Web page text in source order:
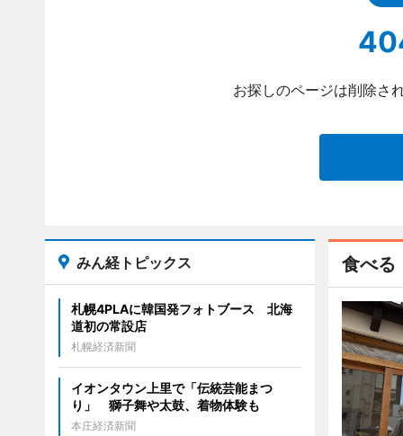
お探しのページは削除さ
食べる
みん経トピックス
札幌4PLAに韓国発フォトブース 北海
道初の常設店
札幌経済新聞
イオンタウン上里で「伝統芸能まつ
り」 獅子舞や太鼓、着物体験も
本庄経済新聞